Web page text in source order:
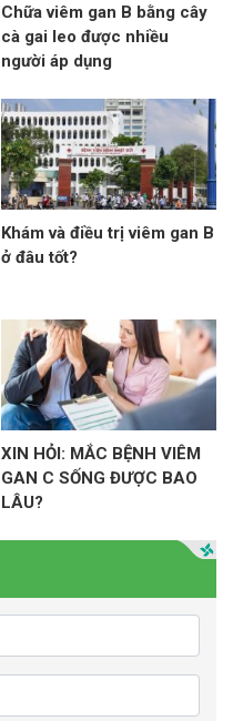
Chữa viêm gan B bằng cây
cà gai leo được nhiều
người áp dụng
Khám và điều trị viêm gan B
ở đâu tốt?
XIN HỎI: MẮC BỆNH VIÊM
GAN C SỐNG ĐƯỢC BAO
LÂU?